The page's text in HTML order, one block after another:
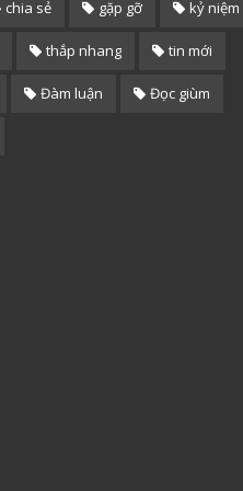
chia sẻ gặp gỡ kỷ niệm
thắp nhang tin mới
Đàm luận Đọc giùm